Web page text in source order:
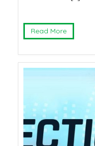
Read More